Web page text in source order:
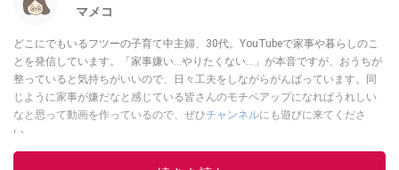
マメコ
どこにでもいるフツーの子育て中主婦、30代。YouTubeで家事や暮らしのこ
とを発信しています。「家事嫌い…やりたくない…」が本音ですが、おうちが
整っていると気持ちがいいので、日々工夫をしながらがんばっています。同
じように家事が嫌だなと感じている皆さんのモチベアップになればうれしい
なと思って動画を作っているので、ぜひチャンネルにも遊びに来てくださ
い。